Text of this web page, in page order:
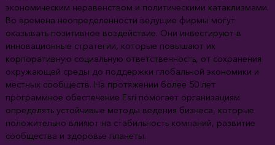
экономическим неравенством и политическими катаклизмами.
Во времена неопределенности ведущие фирмы могут
оказывать позитивное воздействие. Они инвестируют в
инновационные стратегии, которые повышают их
корпоративную социальную ответственность, от сохранения
окружающей среды до поддержки глобальной экономики и
местных сообществ. На протяжении более 50 лет
программное обеспечение Esri помогает организациям
определять устойчивые методы ведения бизнеса, которые
положительно влияют на стабильность компаний, развитие
сообщества и здоровье планеты.